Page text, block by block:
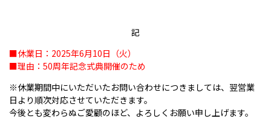
記
■休業日：2025年6月10日（火）
■理由：50周年記念式典開催のため
※休業期間中にいただいたお問い合わせにつきましては、翌営業
日より順次対応させていただきます。
今後とも変わらぬご愛顧のほど、よろしくお願い申し上げます。